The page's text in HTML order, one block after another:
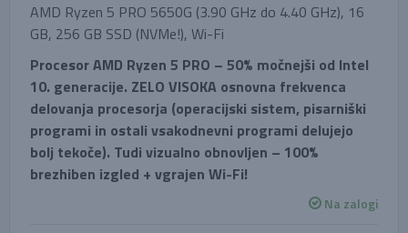
AMD Ryzen 5 PRO 5650G (3.90 GHz do 4.40 GHz), 16
GB, 256 GB SSD (NVMe!), Wi-Fi
Procesor AMD Ryzen 5 PRO – 50% močnejši od Intel
10. generacije. ZELO VISOKA osnovna frekvenca
delovanja procesorja (operacijski sistem, pisarniški
programi in ostali vsakodnevni programi delujejo
bolj tekoče). Tudi vizualno obnovljen – 100%
brezhiben izgled + vgrajen Wi-Fi!
Na zalogi